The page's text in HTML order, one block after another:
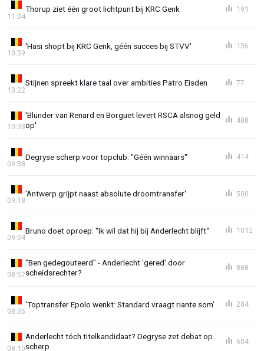
Thorup ziet één groot lichtpunt bij KRC Genk
11:04
191
'Hasi shopt bij KRC Genk, géén succes bij STVV'
10:39
136
Stijnen spreekt klare taal over ambities Patro Eisden
10:22
77
'Blunder van Renard en Borguet levert RSCA alsnog geld
op'
10:03
488
Degryse scherp voor topclub: "Géén winnaars"
09:38
414
'Antwerp grijpt naast absolute droomtransfer'
09:18
500
Bruno doet oproep: "Ik wil dat hij bij Anderlecht blijft"
09:04
1012
"Ben gedegouteerd" - Anderlecht 'gered' door
scheidsrechter?
08:52
888
'Toptransfer Epolo wenkt: Standard vraagt riante som'
08:35
284
Anderlecht tóch titelkandidaat? Degryse zet debat op
scherp
08:10
604